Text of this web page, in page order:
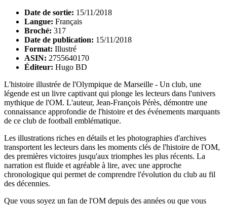
Date de sortie: 15/11/2018
Langue: Français
Broché: 317
Date de publication: 15/11/2018
Format: Illustré
ASIN: 2755640170
Éditeur: Hugo BD
L'histoire illustrée de l'Olympique de Marseille - Un club, une
légende est un livre captivant qui plonge les lecteurs dans l'univers
mythique de l'OM. L'auteur, Jean-François Pérès, démontre une
connaissance approfondie de l'histoire et des événements marquants
de ce club de football emblématique.
Les illustrations riches en détails et les photographies d'archives
transportent les lecteurs dans les moments clés de l'histoire de l'OM,
des premières victoires jusqu'aux triomphes les plus récents. La
narration est fluide et agréable à lire, avec une approche
chronologique qui permet de comprendre l'évolution du club au fil
des décennies.
Que vous soyez un fan de l'OM depuis des années ou que vous